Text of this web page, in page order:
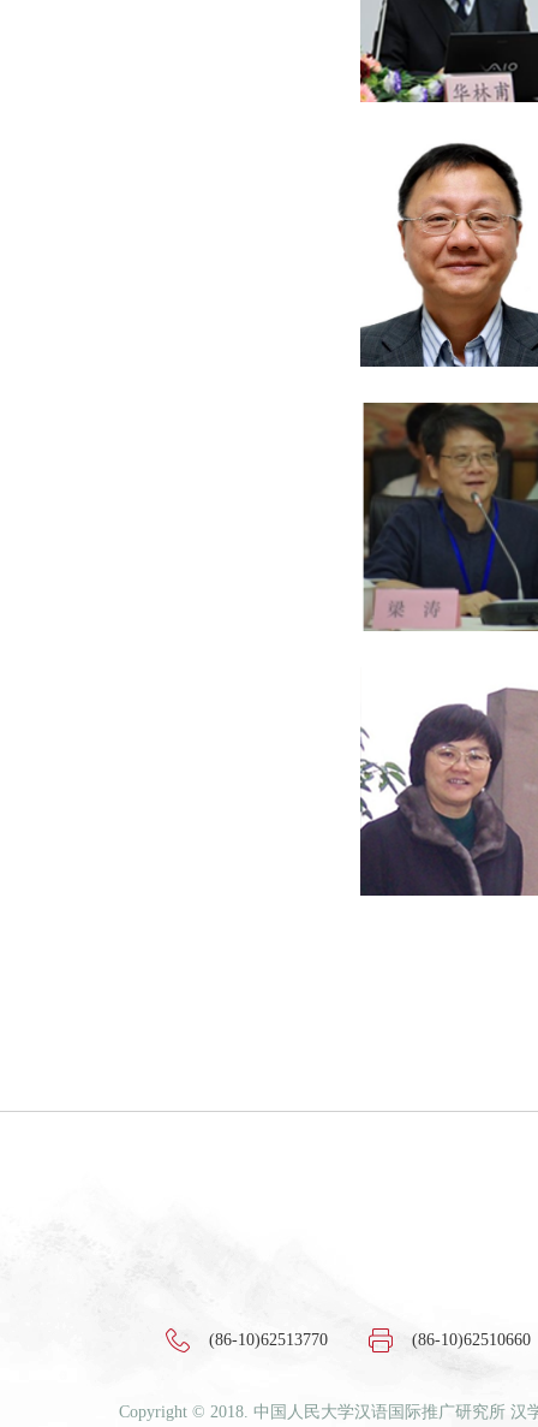
(86-10)62513770 (86-10)62510660
Copyright © 2018. 中国人民大学汉语国际推广研究所 汉